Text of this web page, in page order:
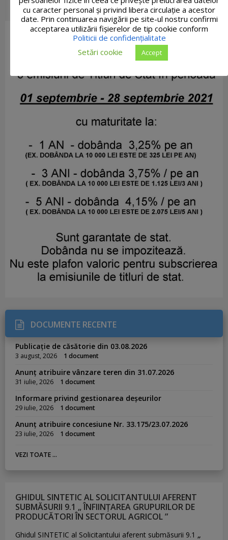
DOCUMENTE RECENTE
Publicație de căsătorie din 03.08.2026
3 august, 2026 1 document
Anunț atribuire vânzare teren din 31.07.2026
31 iulie, 2026 1 document
Informare privind gestionarea deșeurilor
29 iulie, 2026 1 document
Anunț atribuire concesiune Nr. 33.175/23.07.2026
23 iulie, 2026 1 document
VEZI TOATE ...
GHIDUL SINTETIC AL SOLICITANTULUI AFERENT
SUBMĂSURII 9.1 „ ÎNFIINȚAREA GRUPURILOR DE
PRODUCĂTORI ÎN SECTORUL AGRICOL ”
Ghidul SINTETIC al Solicitantului aferent submăsurii 9.1 „
cu caracter personal și privind libera circulație a acestor
date. Prin continuarea navigării pe site-ul nostru confirmi
acceptarea utilizării fişierelor de tip cookie conform
Politicii de confidențialitate
Setări cookie
Accept